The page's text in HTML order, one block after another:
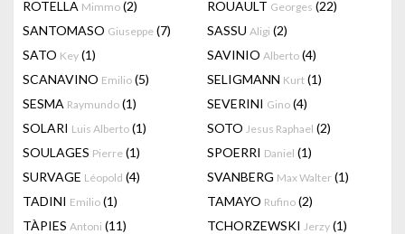
ROTELLA Mimmo (2) ROUAULT Georges (22)
SANTOMASO Giuseppe (7) SASSU Aligi (2)
SATO Key (1) SAVINIO Alberto (4)
SCANAVINO Emilio (5) SELIGMANN Kurt (1)
SESMA Raymundo (1) SEVERINI Gino (4)
SOLARI Luis Alberto (1) SOTO Jesus Raphael (2)
SOULAGES Pierre (1) SPOERRI Daniel (1)
SURVAGE Léopold (4) SVANBERG Max Walter (1)
TADINI Emilio (1) TAMAYO Rufino (2)
TÀPIES Antoni (11) TCHORZEWSKI Jerzy (1)